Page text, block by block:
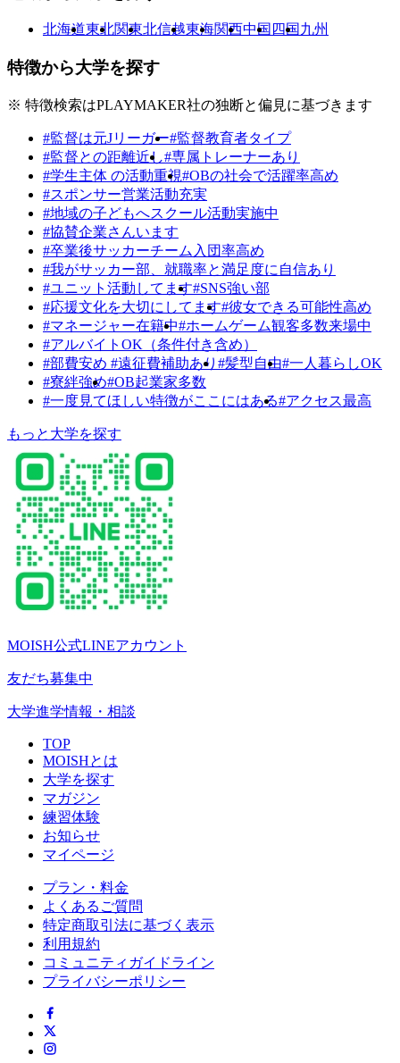
北海道東北関東北信越東海関西中国 四国 九州
特徴から大学を探す
※ 特徴検索はPLAYMAKER社の独断と偏見に基づきます
#監督は元Jリーガー#監督教育者タイプ
#監督との距離近し#専属トレーナーあり
#学生主体 の活動重視#OBの社会で活躍率高め
#スポンサー営業活動充実
#地域の子どもへスクール活動実施中
#協賛企業さんいます
#卒業後サッカーチーム入団率高め
#我がサッカー部、就職率と満足度に自信あり
#ユニット活動してます#SNS強い部
#応援文化を大切にしてます#彼女できる可能性高め
#マネージャー在籍中#ホームゲーム観客多数来場中
#アルバイトOK（条件付き含め）
#部費安め #遠征費補助あり #髪型自由#一人暮らしOK
#寮絆強め#OB起業家多数
#一度見てほしい特徴がここにはある#アクセス最高
もっと大学を探す
MOISH公式LINEアカウント
友だち募集中
大学進学情報・相談
TOP
MOISHとは
大学を探す
マガジン
練習体験
お知らせ
マイページ
プラン・料金
よくあるご質問
特定商取引法に基づく表示
利用規約
コミュニティガイドライン
プライバシーポリシー